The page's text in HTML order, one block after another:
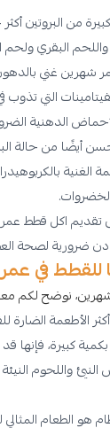
من البروتين
البقري ولحم
غني
أيضًا من حالة
الغنية
ضرورية لصحة
في
نوضح لكم
الأطعمة
كبيرة، فإنها
النيئ واللحوم
هو الطعام